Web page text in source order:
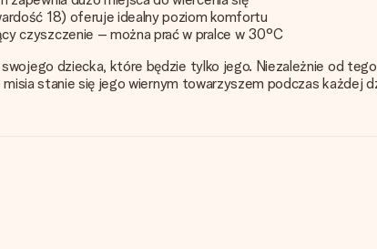
18) oferuje idealny poziom komfortu
czyszczenie – można prać w pralce w 30°C
dziecka, które będzie tylko jego. Niezależnie od
stanie się jego wiernym towarzyszem podczas każdej